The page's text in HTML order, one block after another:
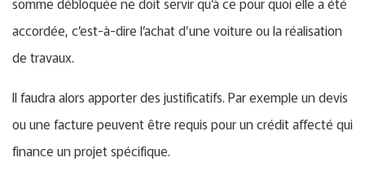
accordée, c’est-à-dire l’achat d’une voiture ou la réalisation
de travaux.
Il faudra alors apporter des justificatifs. Par exemple un devis
ou une facture peuvent être requis pour un crédit affecté qui
finance un projet spécifique.